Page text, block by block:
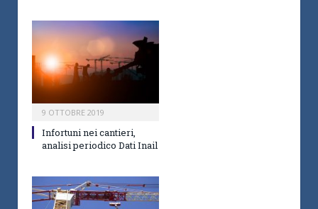
9 OTTOBRE 2019
Infortuni nei cantieri,
analisi periodico Dati Inail